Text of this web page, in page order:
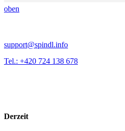
oben
support@spindl.info
Tel.: +420 724 138 678
Derzeit